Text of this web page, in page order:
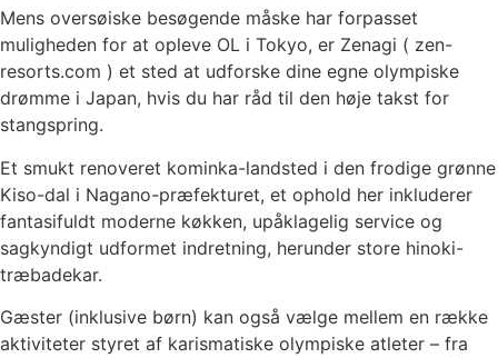
Mens oversøiske besøgende måske har forpasset
muligheden for at opleve OL i Tokyo, er Zenagi ( zen-
resorts.com ) et sted at udforske dine egne olympiske
drømme i Japan, hvis du har råd til den høje takst for
stangspring.
Et smukt renoveret kominka-landsted i den frodige grønne
Kiso-dal i Nagano-præfekturet, et ophold her inkluderer
fantasifuldt moderne køkken, upåklagelig service og
sagkyndigt udformet indretning, herunder store hinoki-
træbadekar.
Gæster (inklusive børn) kan også vælge mellem en række
aktiviteter styret af karismatiske olympiske atleter – fra